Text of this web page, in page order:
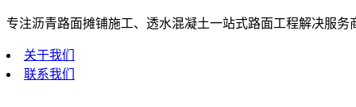
专注沥青路面摊铺施工、透水混凝土一站式路面工程解决服务
关于我们
联系我们